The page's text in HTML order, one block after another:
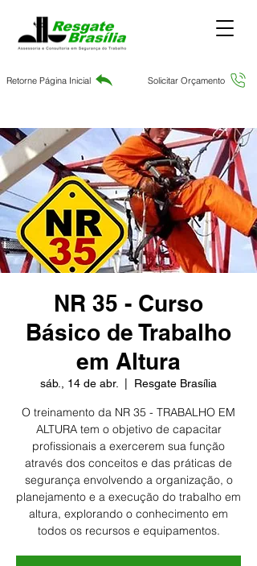
Solicitar Orçamento
Retorne Página Inicial
NR 35 - Curso
Básico de Trabalho
em Altura
sáb., 14 de abr. Resgate Brasília
O treinamento da NR 35 - TRABALHO EM
ALTURA tem o objetivo de capacitar
profissionais a exercerem sua função
através dos conceitos e das práticas de
segurança envolvendo a organização, o
planejamento e a execução do trabalho em
altura, explorando o conhecimento em
todos os recursos e equipamentos.